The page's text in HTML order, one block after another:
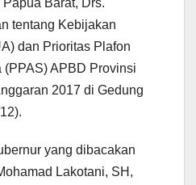
tentang Kebijakan
dan Prioritas Plafon
APBD Provinsi
2017 di Gedung
yang dibacakan
Lakotani, SH,